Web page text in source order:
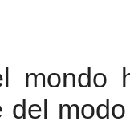
mondo
del